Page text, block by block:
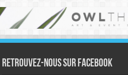
Retrouvez-nous sur Facebook